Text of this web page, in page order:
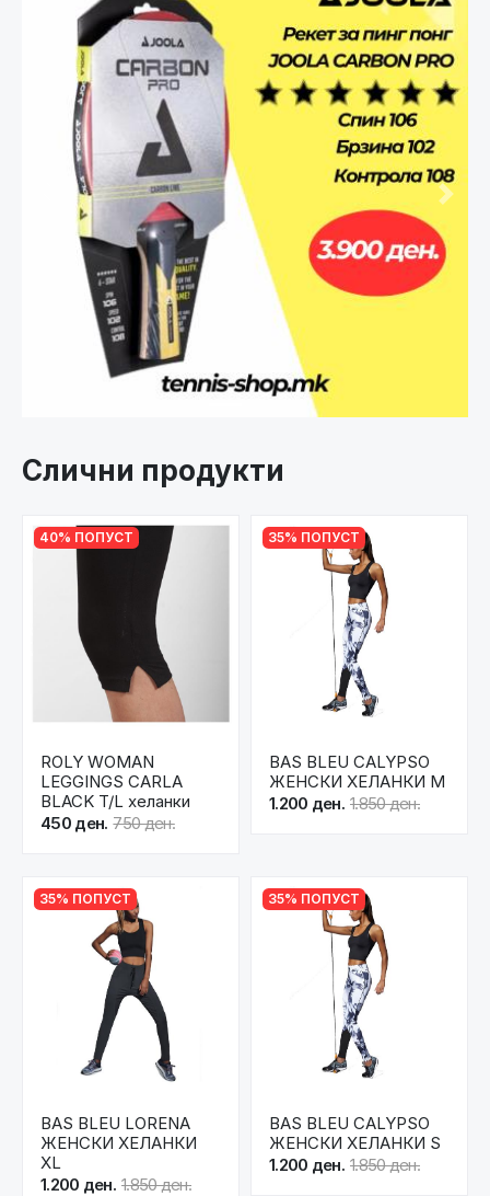
Претходно
Слични продукти
40% ПОПУСТ
ROLY WOMAN
LEGGINGS CARLA
BLACK T/L хеланки
450 ден. 750 ден.
35% ПОПУСТ
BAS BLEU CALYPSO
ЖЕНСКИ ХЕЛАНКИ M
1.200 ден. 1.850 ден.
35% ПОПУСТ
BAS BLEU LORENA
ЖЕНСКИ ХЕЛАНКИ
XL
1.200 ден. 1.850 ден.
35% ПОПУСТ
BAS BLEU CALYPSO
ЖЕНСКИ ХЕЛАНКИ S
1.200 ден. 1.850 ден.